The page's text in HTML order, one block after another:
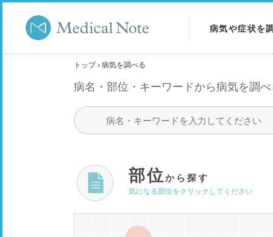
病気や症状を
症状を調べる
検査を調べる
トップ› 病気を調べる
病名・部位・キーワードから病気を調
部位から探す
気になる部位をクリックしてください